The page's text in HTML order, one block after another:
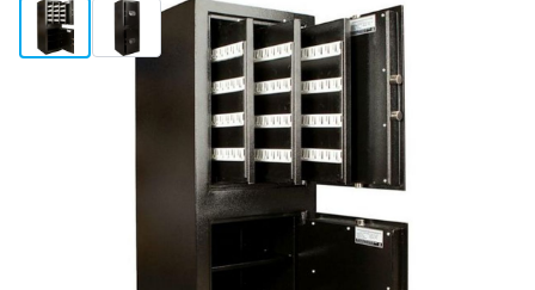
View larger imageView larger image
€ incl. IVA
Aggiungi al Carrello